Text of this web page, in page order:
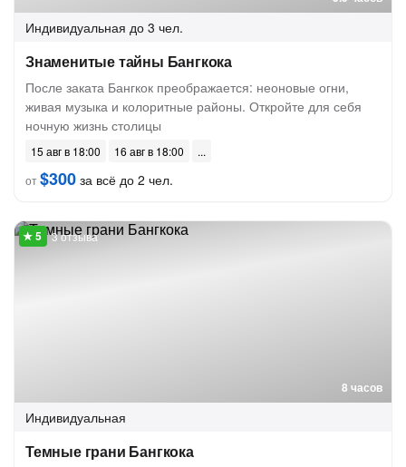
Индивидуальная до 3 чел.
Знаменитые тайны Бангкока
После заката Бангкок преображается: неоновые огни,
живая музыка и колоритные районы. Откройте для себя
ночную жизнь столицы
15 авг в 18:00
16 авг в 18:00
от$300 за всё до 2 чел.
8 часов
3 отзыва
Индивидуальная
Темные грани Бангкока